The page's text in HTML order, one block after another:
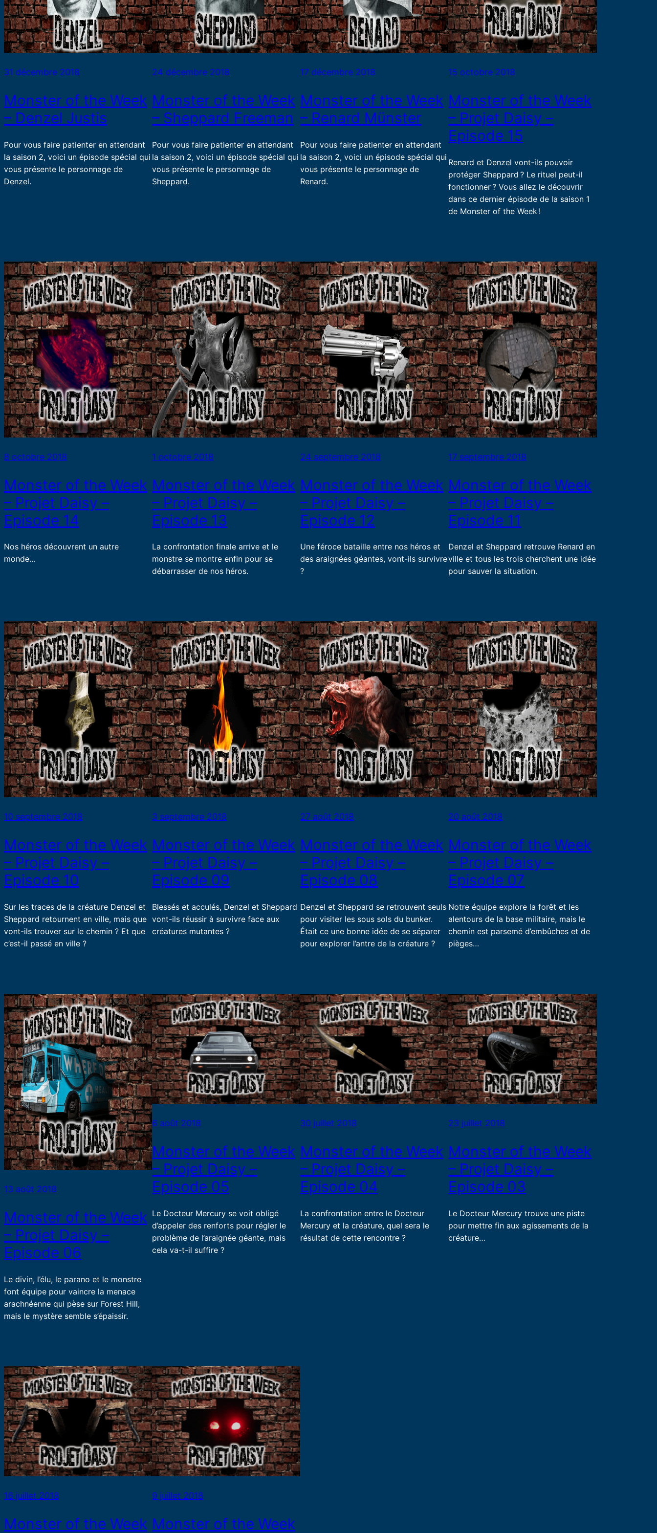
31 décembre 2018
Monster of the Week
– Denzel Justis
Pour vous faire patienter en attendant
la saison 2, voici un épisode spécial qui
vous présente le personnage de
Denzel.
24 décembre 2018
Monster of the Week
– Sheppard Freeman
Pour vous faire patienter en attendant
la saison 2, voici un épisode spécial qui
vous présente le personnage de
Sheppard.
17 décembre 2018
Monster of the Week
– Renard Münster
Pour vous faire patienter en attendant
la saison 2, voici un épisode spécial qui
vous présente le personnage de
Renard.
15 octobre 2018
Monster of the Week
– Projet Daisy –
Episode 15
Renard et Denzel vont-ils pouvoir
protéger Sheppard ? Le rituel peut-il
fonctionner ? Vous allez le découvrir
dans ce dernier épisode de la saison 1
de Monster of the Week !
8 octobre 2018
Monster of the Week
– Projet Daisy –
Episode 14
Nos héros découvrent un autre
monde…
1 octobre 2018
Monster of the Week
– Projet Daisy –
Episode 13
La confrontation finale arrive et le
monstre se montre enfin pour se
débarrasser de nos héros.
24 septembre 2018
Monster of the Week
– Projet Daisy –
Episode 12
Une féroce bataille entre nos héros et
des araignées géantes, vont-ils survivre
?
17 septembre 2018
Monster of the Week
– Projet Daisy –
Episode 11
Denzel et Sheppard retrouve Renard en
ville et tous les trois cherchent une idée
pour sauver la situation.
10 septembre 2018
Monster of the Week
– Projet Daisy –
Episode 10
Sur les traces de la créature Denzel et
Sheppard retournent en ville, mais que
vont-ils trouver sur le chemin ? Et que
c’est-il passé en ville ?
3 septembre 2018
Monster of the Week
– Projet Daisy –
Episode 09
Blessés et acculés, Denzel et Sheppard
vont-ils réussir à survivre face aux
créatures mutantes ?
27 août 2018
Monster of the Week
– Projet Daisy –
Episode 08
Denzel et Sheppard se retrouvent seuls
pour visiter les sous sols du bunker.
Était ce une bonne idée de se séparer
pour explorer l’antre de la créature ?
20 août 2018
Monster of the Week
– Projet Daisy –
Episode 07
Notre équipe explore la forêt et les
alentours de la base militaire, mais le
chemin est parsemé d’embûches et de
pièges…
13 août 2018
Monster of the Week
– Projet Daisy –
Episode 06
Le divin, l’élu, le parano et le monstre
font équipe pour vaincre la menace
arachnéenne qui pèse sur Forest Hill,
mais le mystère semble s’épaissir.
6 août 2018
Monster of the Week
– Projet Daisy –
Episode 05
Le Docteur Mercury se voit obligé
d’appeler des renforts pour régler le
problème de l’araignée géante, mais
cela va-t-il suffire ?
30 juillet 2018
Monster of the Week
– Projet Daisy –
Episode 04
La confrontation entre le Docteur
Mercury et la créature, quel sera le
résultat de cette rencontre ?
23 juillet 2018
Monster of the Week
– Projet Daisy –
Episode 03
Le Docteur Mercury trouve une piste
pour mettre fin aux agissements de la
créature…
16 juillet 2018
Monster of the Week
9 juillet 2018
Monster of the Week